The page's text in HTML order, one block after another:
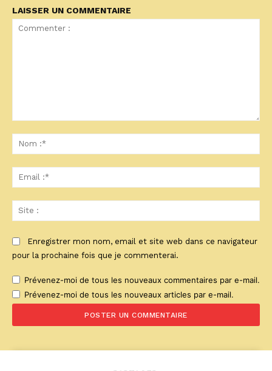
LAISSER UN COMMENTAIRE
:*
:*
:
Enregistrer mon nom, email et site web dans ce navigateur
pour la prochaine fois que je commenterai.
Prévenez-moi de tous les nouveaux commentaires par e-mail.
Prévenez-moi de tous les nouveaux articles par e-mail.